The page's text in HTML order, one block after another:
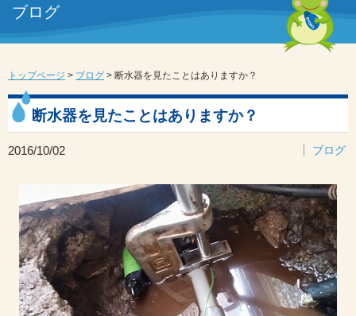
ブログ
トップページ > ブログ > 断水器を見たことはありますか？
断水器を見たことはありますか？
2016/10/02 ブログ